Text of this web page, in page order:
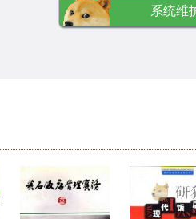
系统维